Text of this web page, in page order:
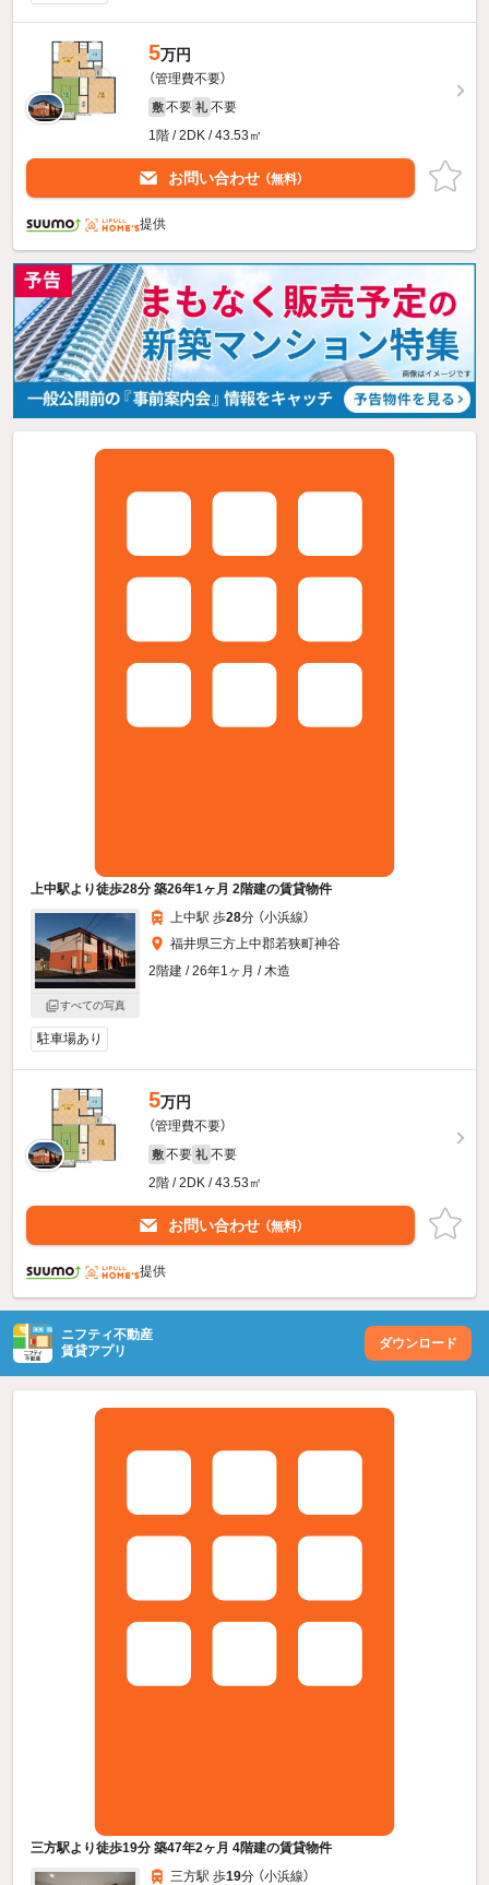
5万円
（管理費不要）
敷 不要 礼 不要
1階 / 2DK / 43.53㎡
お問い合わせ （無料）
提供
上中駅より徒歩28分 築26年1ヶ月 2階建の賃貸物件
すべての写真
上中駅 歩28分 （小浜線）
福井県三方上中郡若狭町神谷
2階建 / 26年1ヶ月 / 木造
駐車場あり
5万円
（管理費不要）
敷 不要 礼 不要
2階 / 2DK / 43.53㎡
お問い合わせ （無料）
提供
ニフティ不動産
賃貸アプリ
ダウンロード
三方駅より徒歩19分 築47年2ヶ月 4階建の賃貸物件
三方駅 歩19分 （小浜線）